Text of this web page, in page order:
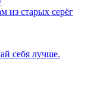
из старых серёг
себя лучше.